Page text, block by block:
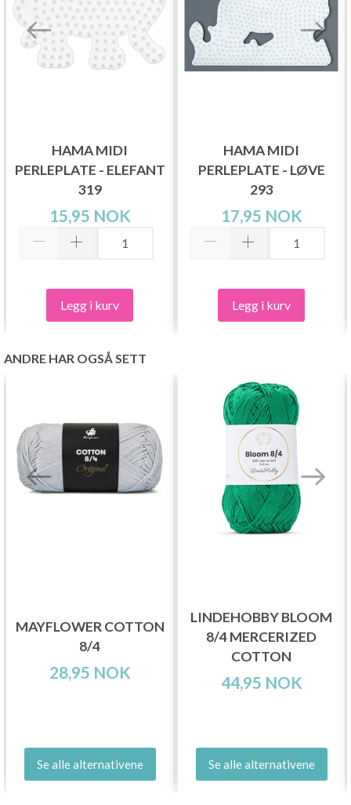
HAMA MIDI
PERLEPLATE - ELEFANT
319
15,95 NOK
Legg i kurv
HAMA MIDI
PERLEPLATE - LØVE
293
17,95 NOK
Legg i kurv
ANDRE HAR OGSÅ SETT
MAYFLOWER COTTON
8/4
28,95 NOK
Se alle alternativene
LINDEHOBBY BLOOM
8/4 MERCERIZED
COTTON
44,95 NOK
Se alle alternativene